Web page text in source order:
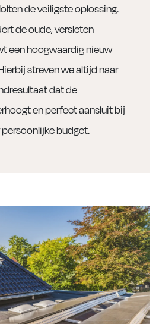
de veiligste oplossing.
de oude, versleten
een hoogwaardig nieuw
streven we altijd naar
dat de
en perfect aansluit bij
budget.